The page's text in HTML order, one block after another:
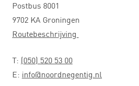
Postbus 8001
9702 KA Groningen
Routebeschrijving
T: (050) 520 53 00
E: info@noordnegentig.nl